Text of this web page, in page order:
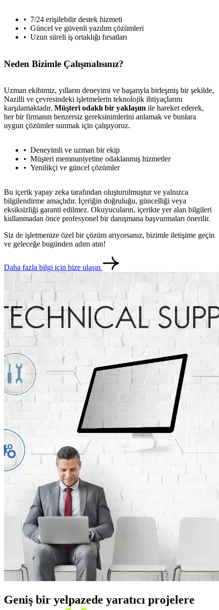
İletişim English
7/24 erişilebilir destek hizmeti
Güncel ve güvenli yazılım çözümleri
Uzun süreli iş ortaklığı fırsatları
Neden Bizimle Çalışmalısınız?
Uzman ekibimiz, yılların deneyimi ve başarıyla birleşmiş bir şekilde,
Nazilli ve çevresindeki işletmelerin teknolojik ihtiyaçlarını
karşılamaktadır. Müşteri odaklı bir yaklaşım ile hareket ederek,
her bir firmanın benzersiz gereksinimlerini anlamak ve bunlara
uygun çözümler sunmak için çalışıyoruz.
Deneyimli ve uzman bir ekip
Müşteri memnuniyetine odaklanmış hizmetler
Yenilikçi ve güncel çözümler
Bu içerik yapay zeka tarafından oluşturulmuştur ve yalnızca
bilgilendirme amaçlıdır. İçeriğin doğruluğu, güncelliği veya
eksiksizliği garanti edilmez. Okuyucuların, içerikte yer alan bilgileri
kullanmadan önce profesyonel bir danışmana başvurmaları önerilir.
Siz de işletmenize özel bir çözüm arıyorsanız, bizimle iletişime geçin
ve geleceğe bugünden adım atın!
Daha fazla bilgi için bize ulaşın
Geniş bir yelpazede yaratıcı projelere